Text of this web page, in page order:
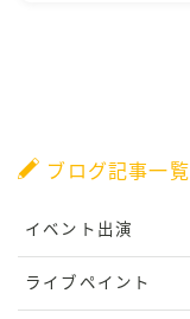
ブログ記事一覧
イベント出演
ライブペイント